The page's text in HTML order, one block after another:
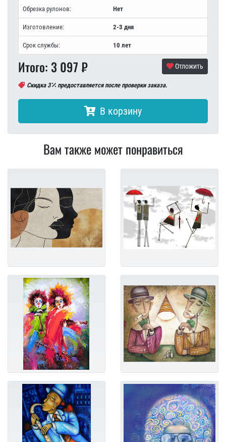
Обрезка рулонов: Нет
Изготовление: 2-3 дня
Срок службы: 10 лет
Итого: 3 097₽ Отложить
Скидка 3 предоставляется после проверки заказа.
В корзину
Вам также может понравиться